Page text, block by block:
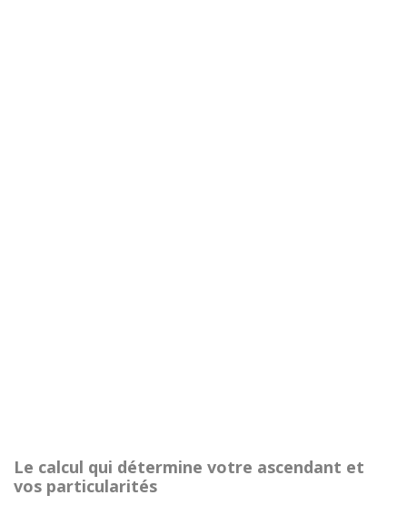
Le calcul qui détermine votre ascendant et
vos particularités